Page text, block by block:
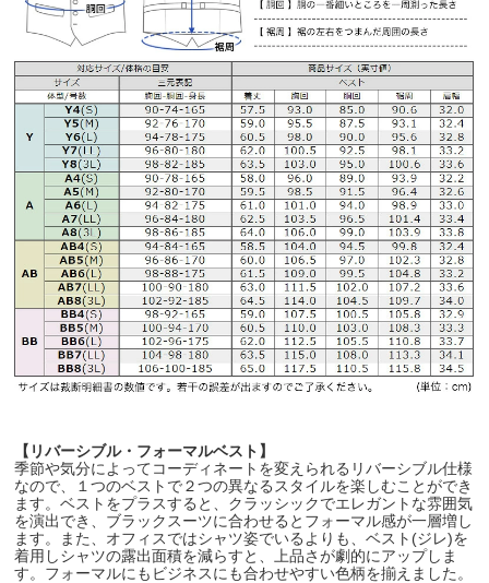
【リバーシブル・フォーマルベスト】
季節や気分によってコーディネートを変えられるリバーシブル仕様
なので、１つのベストで２つの異なるスタイルを楽しむことができ
ます。ベストをプラスすると、クラッシックでエレガントな雰囲気
を演出でき、ブラックスーツに合わせるとフォーマル感が一層増し
ます。また、オフィスではシャツ姿でいるよりも、ベスト(ジレ)を
着用しシャツの露出面積を減らすと、上品さが劇的にアップしま
す。フォーマルにもビジネスにも合わせやすい色柄を揃えました。